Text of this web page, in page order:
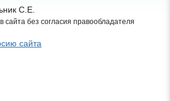
С.Е.
сайта без согласия правообладателя
сайта